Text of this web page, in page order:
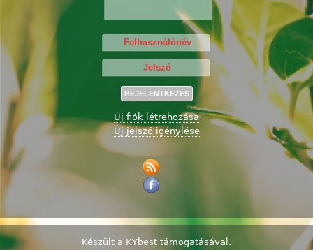
Új fiók létrehozása
Új jelszó igénylése
Készült a KYbest támogatásával.